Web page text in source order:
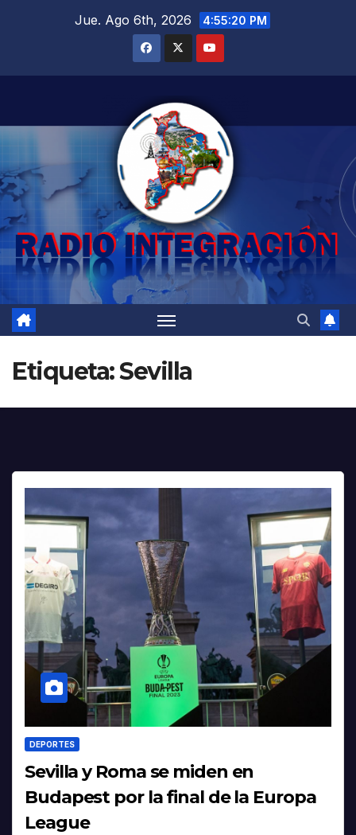
Jue. Ago 6th, 2026 4:55:21 PM
Etiqueta:Sevilla
DEPORTES
Sevilla y Roma se miden en
Budapest por la final de la Europa
League